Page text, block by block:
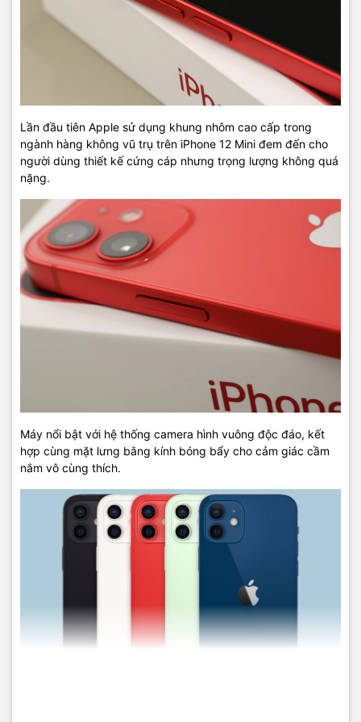
Lần đầu tiên Apple sử dụng khung nhôm cao cấp trong
ngành hàng không vũ trụ trên iPhone 12 Mini đem đến cho
người dùng thiết kế cứng cáp nhưng trọng lượng không quá
nặng.
Máy nổi bật với hệ thống camera hình vuông độc đáo, kết
hợp cùng mặt lưng bằng kính bóng bẩy cho cảm giác cầm
nắm vô cùng thích.
hạn ban đêm
Camera của điện thoại iPhone 12 Mini với camera kép 12 MP nhờ
đó hình ảnh sẽ được ghi lại một cách chân thực, rõ nét. Camera
chính 12 MP với khẩu độ lớn f/1.6 giúp tăng 27% khả năng thu
sáng. Vì vậy, ngay cả trong bóng tối, hình chụp, video của bạn vẫn
cho độ chi tiết và màu sắc tuyệt vời.
Đồng thời, bạn còn có thể quay video chất lượng 4K HDR cùng
công nghệ Dolby Vision trên iPhone 12 Mini với chất lượng, màu
sắc và chi tiết được thể hiện trọn vẹn hơn bao giờ hết.